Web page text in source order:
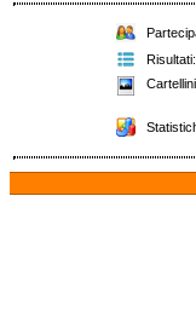
Risultati: